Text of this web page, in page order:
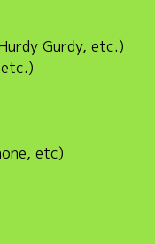
Gurdy, etc.)
etc)